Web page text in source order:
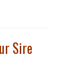
Sire